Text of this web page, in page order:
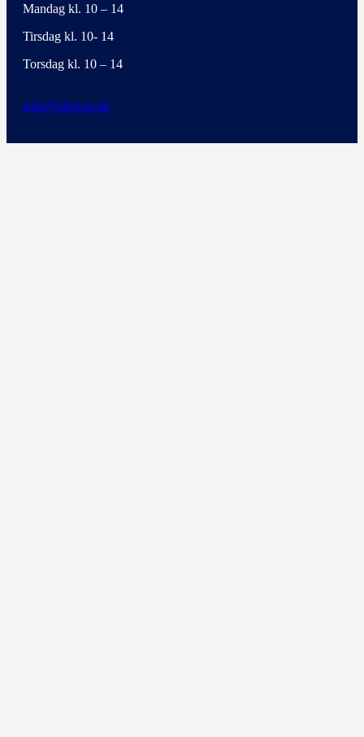
Mandag kl. 10 – 14
Tirsdag kl. 10- 14
Torsdag kl. 10 – 14
adm@bkfrem.dk